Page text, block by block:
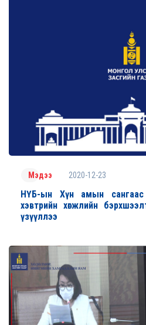
Мэдээ 2020-12-23
НҮБ-ын Хүн амын сангаас
хэвтрийн хөгжлийн
үзүүллээ